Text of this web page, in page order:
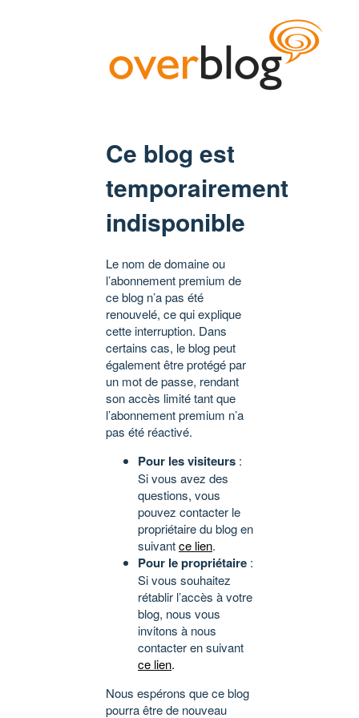
Ce blog est
temporairement
indisponible
Le nom de domaine ou
l’abonnement premium de
ce blog n’a pas été
renouvelé, ce qui explique
cette interruption. Dans
certains cas, le blog peut
également être protégé par
un mot de passe, rendant
son accès limité tant que
l’abonnement premium n’a
pas été réactivé.
Pour les visiteurs :
Si vous avez des
questions, vous
pouvez contacter le
propriétaire du blog en
suivantce lien.
Pour le propriétaire :
Si vous souhaitez
rétablir l’accès à votre
blog, nous vous
invitons à nous
contacter en suivant
ce lien.
Nous espérons que ce blog
pourra être de nouveau